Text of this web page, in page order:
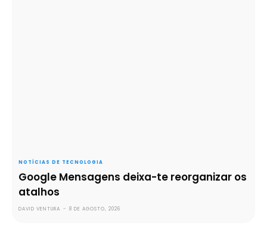
NOTÍCIAS DE TECNOLOGIA
Google Mensagens deixa-te reorganizar os
atalhos
DAVID VENTURA - 8 DE AGOSTO, 2026